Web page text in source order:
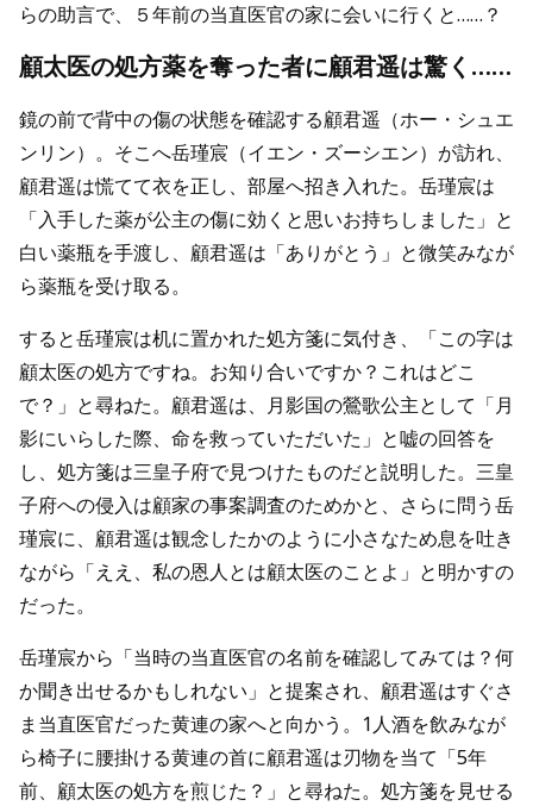
らの助言で、５年前の当直医官の家に会いに行くと……？
顧太医の処方薬を奪った者に顧君遥は驚く……
鏡の前で背中の傷の状態を確認する顧君遥（ホー・シュエ
ンリン）。そこへ岳瑾宸（イエン・ズーシエン）が訪れ、
顧君遥は慌てて衣を正し、部屋へ招き入れた。岳瑾宸は
「入手した薬が公主の傷に効くと思いお持ちしました」と
白い薬瓶を手渡し、顧君遥は「ありがとう」と微笑みなが
ら薬瓶を受け取る。
すると岳瑾宸は机に置かれた処方箋に気付き、「この字は
顧太医の処方ですね。お知り合いですか？これはどこ
で？」と尋ねた。顧君遥は、月影国の鶯歌公主として「月
影にいらした際、命を救っていただいた」と嘘の回答を
し、処方箋は三皇子府で見つけたものだと説明した。三皇
子府への侵入は顧家の事案調査のためかと、さらに問う岳
瑾宸に、顧君遥は観念したかのように小さなため息を吐き
ながら「ええ、私の恩人とは顧太医のことよ」と明かすの
だった。
岳瑾宸から「当時の当直医官の名前を確認してみては？何
か聞き出せるかもしれない」と提案され、顧君遥はすぐさ
ま当直医官だった黄連の家へと向かう。1人酒を飲みなが
ら椅子に腰掛ける黄連の首に顧君遥は刃物を当て「5年
前、顧太医の処方を煎じた？」と尋ねた。処方箋を見せる